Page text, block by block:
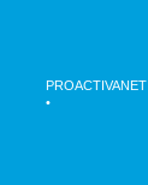
PROACTIVANET
•